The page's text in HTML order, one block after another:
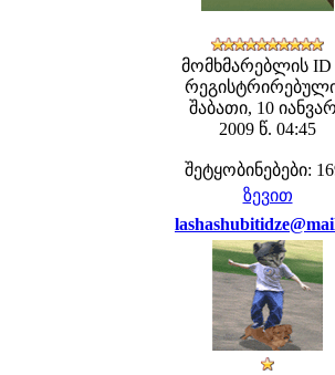
მომხმარებლის ID
შაბათი, 10
2009 წ. 04:45
შეტყობინებები:
ზევით